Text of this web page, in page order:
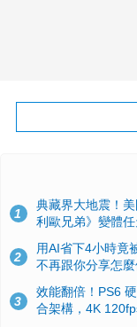
1
典藏界大地震！
利歐兄弟》變體
2
用AI省下4小時竟
不再跟你分享怎
3
效能翻倍！PS6
合架構，4K